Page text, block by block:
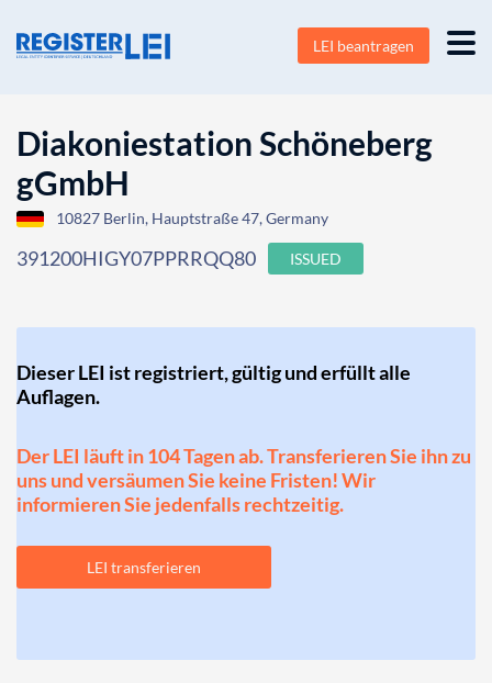
LEI beantragen
Diakoniestation Schöneberg
gGmbH
10827 Berlin, Hauptstraße 47, Germany
391200HIGY07PPRRQQ80 ISSUED
Dieser LEI ist registriert, gültig und erfüllt alle
Auflagen.
Der LEI läuft in 104 Tagen ab. Transferieren Sie ihn zu
uns und versäumen Sie keine Fristen! Wir
informieren Sie jedenfalls rechtzeitig.
LEI transferieren